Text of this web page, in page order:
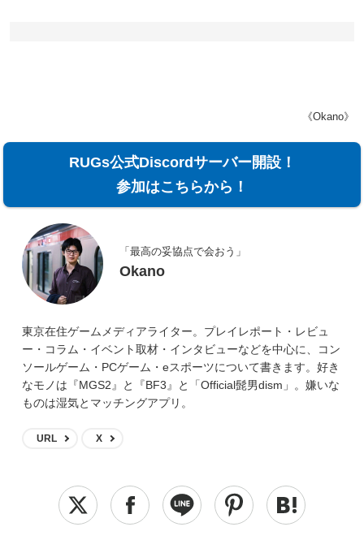
《Okano》
RUGs公式Discordサーバー開設！
参加はこちらから！
「最高の妥協点で会おう」
Okano
東京在住ゲームメディアライター。プレイレポート・レビュ
ー・コラム・イベント取材・インタビューなどを中心に、コン
ソールゲーム・PCゲーム・eスポーツについて書きます。好き
なモノは『MGS2』と『BF3』と「Official髭男dism」。嫌いな
ものは湿気とマッチングアプリ。
URL X